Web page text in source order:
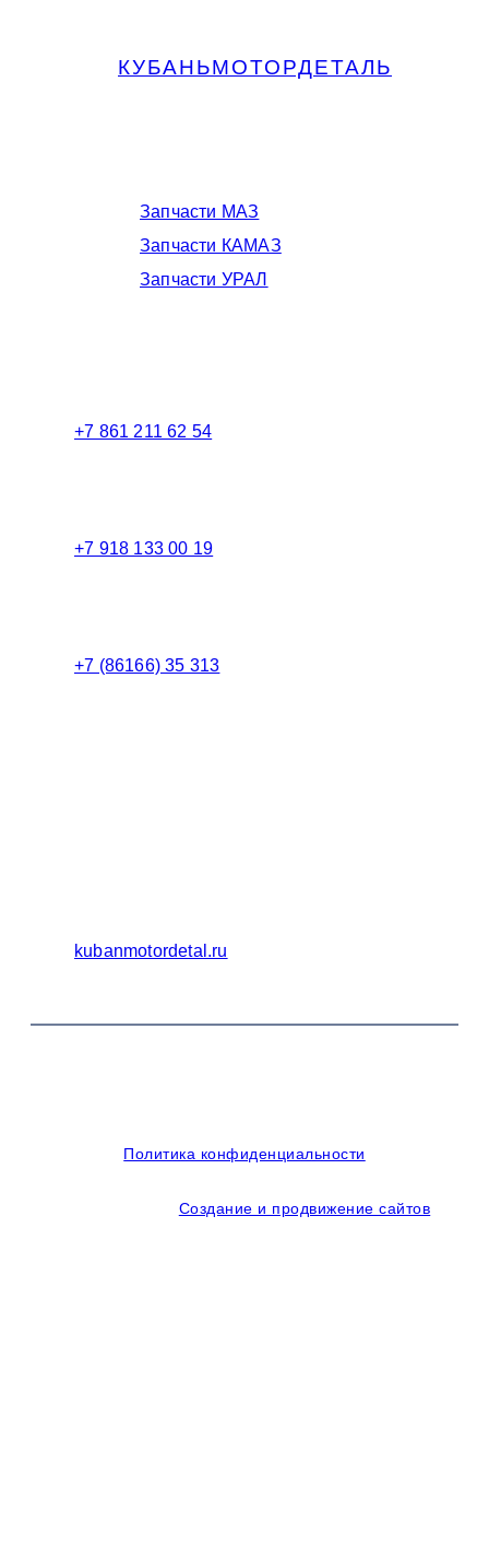
КУБАНЬМОТОРДЕТАЛЬ
Запчасти МАЗ
Запчасти КАМАЗ
Запчасти УРАЛ
+7 861 211 62 54
+7 918 133 00 19
+7 (86166) 35 313
kubanmotordetal.ru
Политика конфиденциальности
Создание и продвижение сайтов